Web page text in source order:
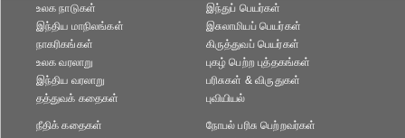
உலக நாடுகள்
இந்திய மாநிலங்கள்
நாகரிகங்கள்
இந்துப் பெயர்கள்
இசுலாமியப் பெயர்கள்
கிருத்துவப் பெயர்கள்
உலக வரலாறு
இந்திய வரலாறு
தத்துவக் கதைகள்
புகழ் பெற்ற புத்தகங்கள்
பரிசுகள் & விருதுகள்
புவியியல்
நீதிக் கதைகள்
நோபல் பரிசு‎ பெற்றவர்‎கள்